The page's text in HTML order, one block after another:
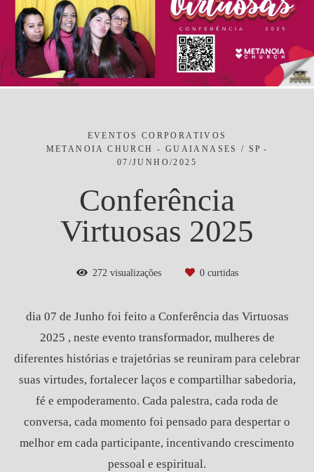
EVENTOS CORPORATIVOS
METANOIA CHURCH - GUAIANASES / SP
07/JUNHO/2025
Conferência
Virtuosas 2025
272visualizações 0curtidas
dia 07 de Junho foi feito a Conferência das Virtuosas
2025 , neste evento transformador, mulheres de
diferentes histórias e trajetórias se reuniram para celebrar
suas virtudes, fortalecer laços e compartilhar sabedoria,
fé e empoderamento. Cada palestra, cada roda de
conversa, cada momento foi pensado para despertar o
melhor em cada participante, incentivando crescimento
pessoal e espiritual.